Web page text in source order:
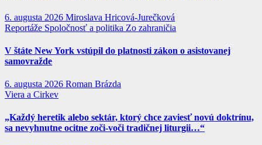
6. augusta 2026 Miroslava Hricová-Jurečková
Reportáže Spoločnosť a politika Zo zahraničia
V štáte New York vstúpil do platnosti zákon o asistovanej
samovražde
6. augusta 2026 Roman Brázda
Viera a Cirkev
„Každý heretik alebo sektár, ktorý chce zaviesť novú doktrínu,
sa nevyhnutne ocitne zoči-voči tradičnej liturgii…“